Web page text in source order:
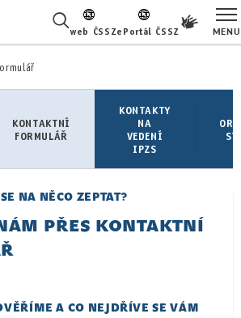
web ČSSZePortál ČSSZ MENU
KONTAKTNÍ
FORMULÁŘ
KONTAKTY
NA
VEDENÍ
IPZS
NA NĚCO ZEPTAT?
PŘES KONTAKTNÍ
A CO NEJDŘÍVE SE VÁM